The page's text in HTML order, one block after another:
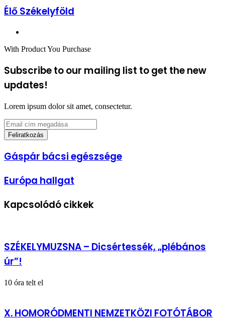
Élő Székelyföld
With Product You Purchase
Subscribe to our mailing list to get the new
updates!
Lorem ipsum dolor sit amet, consectetur.
Email
cím
megadása
Gáspár
bácsi
Gáspár bácsi egészsége
Európa
hallgat
Európa hallgat
Kapcsolódó cikkek
SZÉKELYMUZSNA – Dicsértessék, „plébános
úr”!
10 óra telt el
X. HOMORÓDMENTI NEMZETKÖZI FOTÓTÁBOR